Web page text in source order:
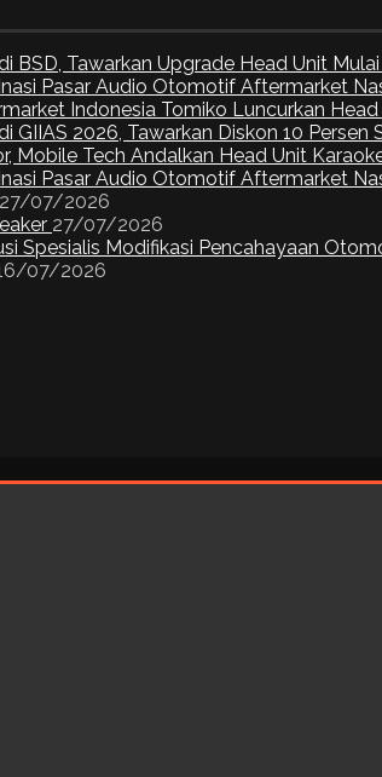
Tawarkan Upgrade Head Unit Mulai
Pasar Audio Otomotif Aftermarket
Indonesia Tomiko Luncurkan
2026, Tawarkan Diskon 10 Persen
Mobile Tech Andalkan Head Unit
Pasar Audio Otomotif Aftermarket
27/07/2026
27/07/2026
Spesialis Modifikasi Pencahayaan
07/2026